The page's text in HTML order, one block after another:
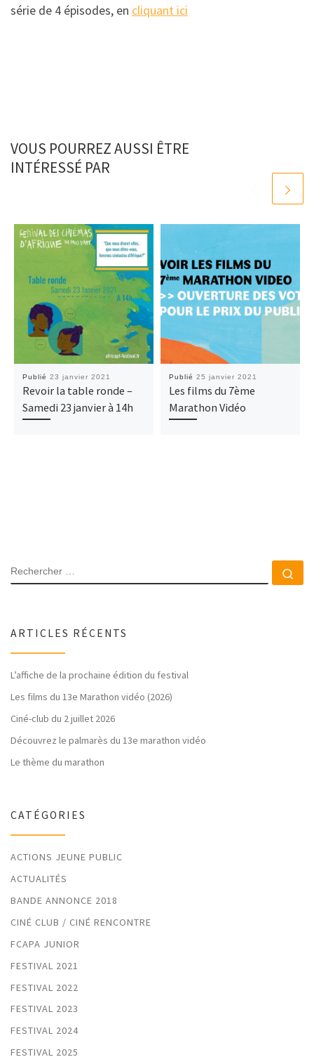
série de 4 épisodes, en cliquant ici
VOUS POURREZ AUSSI ÊTRE
INTÉRESSÉ PAR
Publié 23 janvier 2021
Revoir la table ronde –
Samedi 23 janvier à 14h
Publié 25 janvier 2021
Les films du 7ème
Marathon Vidéo
RECHERCHER
ARTICLES RÉCENTS
L’affiche de la prochaine édition du festival
Les films du 13e Marathon vidéo (2026)
Ciné-club du 2 juillet 2026
Découvrez le palmarès du 13e marathon vidéo
Le thème du marathon
CATÉGORIES
ACTIONS JEUNE PUBLIC
ACTUALITÉS
BANDE ANNONCE 2018
CINÉ CLUB / CINÉ RENCONTRE
FCAPA JUNIOR
FESTIVAL 2021
FESTIVAL 2022
FESTIVAL 2023
FESTIVAL 2024
FESTIVAL 2025